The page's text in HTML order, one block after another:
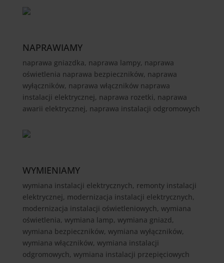
NAPRAWIAMY
naprawa gniazdka, naprawa lampy, naprawa
oświetlenia naprawa bezpieczników, naprawa
wyłączników, naprawa włączników naprawa
instalacji elektrycznej, naprawa rozetki, naprawa
awarii elektrycznej, naprawa instalacji odgromowych
WYMIENIAMY
wymiana instalacji elektrycznych, remonty instalacji
elektrycznej, modernizacja instalacji elektrycznych,
modernizacja instalacji oświetleniowych, wymiana
oświetlenia, wymiana lamp, wymiana gniazd,
wymiana bezpieczników, wymiana wyłączników,
wymiana włączników, wymiana instalacji
odgromowych, wymiana instalacji przepięciowych